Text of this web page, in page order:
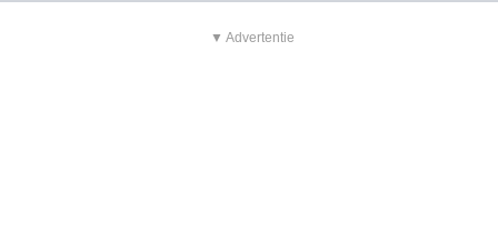
▼ Advertentie